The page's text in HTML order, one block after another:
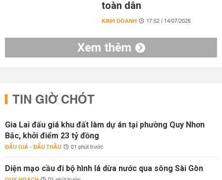
toàn dân
KINH DOANH 17:52 | 14/07/2026
Xem thêm
TIN GIỜ CHÓT
Gia Lai đấu giá khu đất làm dự án tại phường Quy Nhơn
Bắc, khởi điểm 23 tỷ đồng
ĐẤU GIÁ - ĐẤU THẦU 01 phút trước
Diện mạo cầu đi bộ hình lá dừa nước qua sông Sài Gòn